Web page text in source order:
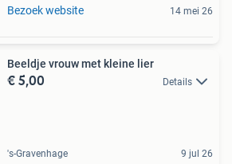
Bezoek website 14 mei 26
Beeldje vrouw met kleine lier
€ 5,00 Details
's-Gravenhage 9 jul 26